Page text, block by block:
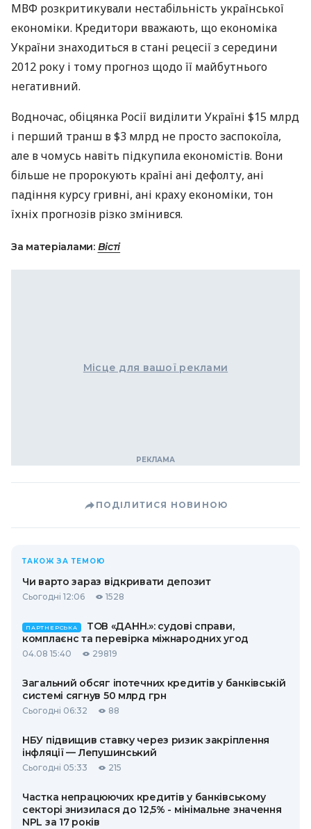
МВФ розкритикували нестабільність української
економіки. Кредитори вважають, що економіка
України знаходиться в стані рецесії з середини
2012 року і тому прогноз щодо її майбутнього
негативний.
Водночас, обіцянка Росії виділити Україні $15 млрд
і перший транш в $3 млрд не просто заспокоїла,
але в чомусь навіть підкупила економістів. Вони
більше не пророкують країні ані дефолту, ані
падіння курсу гривні, ані краху економіки, тон
їхніх прогнозів різко змінився.
За матеріалами: Вісті
Місце для вашої реклами
ПОДІЛИТИСЯ НОВИНОЮ
ТАКОЖ ЗА ТЕМОЮ
Чи варто зараз відкривати депозит
Сьогодні 12:06 1528
ПАРТНЕРСЬКА
ТОВ «ДАНН.»: судові справи,
комплаєнс та перевірка міжнародних угод
04.08 15:40 29819
Загальний обсяг іпотечних кредитів у банківській
системі сягнув 50 млрд грн
Сьогодні 06:32 88
НБУ підвищив ставку через ризик закріплення
інфляції — Лепушинський
Сьогодні 05:33 215
Частка непрацюючих кредитів у банківському
секторі знизилася до 12,5% - мінімальне значення
NPL за 17 років